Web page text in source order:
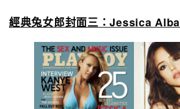
經典兔女郎封面三：Jessica Alba